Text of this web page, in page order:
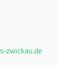
zwickau.de